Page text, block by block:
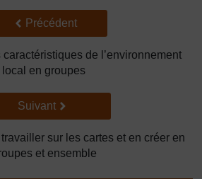
Précédent
Précédent
de l’environnement
local en groupes
Suivant
Suivant
sur les cartes et en créer en
et ensemble